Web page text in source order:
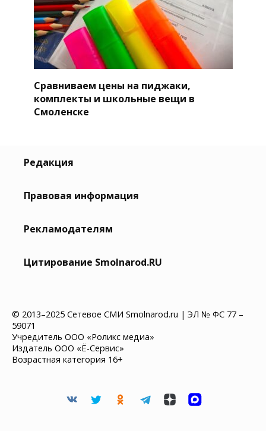
Сравниваем цены на пиджаки,
комплекты и школьные вещи в
Смоленске
Редакция
Правовая информация
Рекламодателям
Цитирование Smolnarod.RU
© 2013–2025 Сетевое СМИ Smolnarod.ru | ЭЛ № ФС 77 –
59071
Учредитель ООО «Роликс медиа»
Издатель ООО «Ё-Сервис»
Возрастная категория 16+